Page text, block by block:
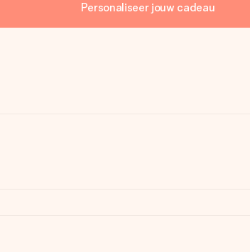
Personaliseer jouw cadeau